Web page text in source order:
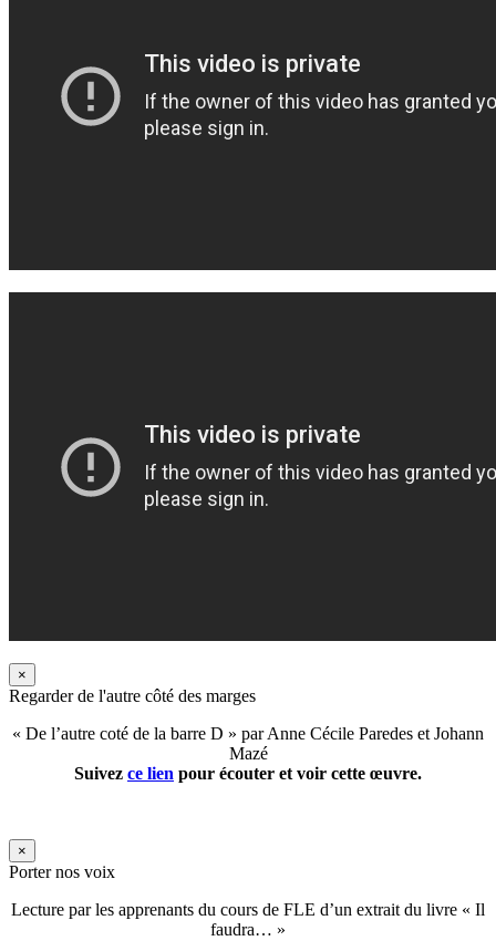
×
Regarder de l'autre côté des marges
« De l’autre coté de la barre D » par Anne Cécile Paredes et Johann
Mazé
Suivez ce lien pour écouter et voir cette œuvre.
×
Porter nos voix
Lecture par les apprenants du cours de FLE d’un extrait du livre « Il
faudra… »